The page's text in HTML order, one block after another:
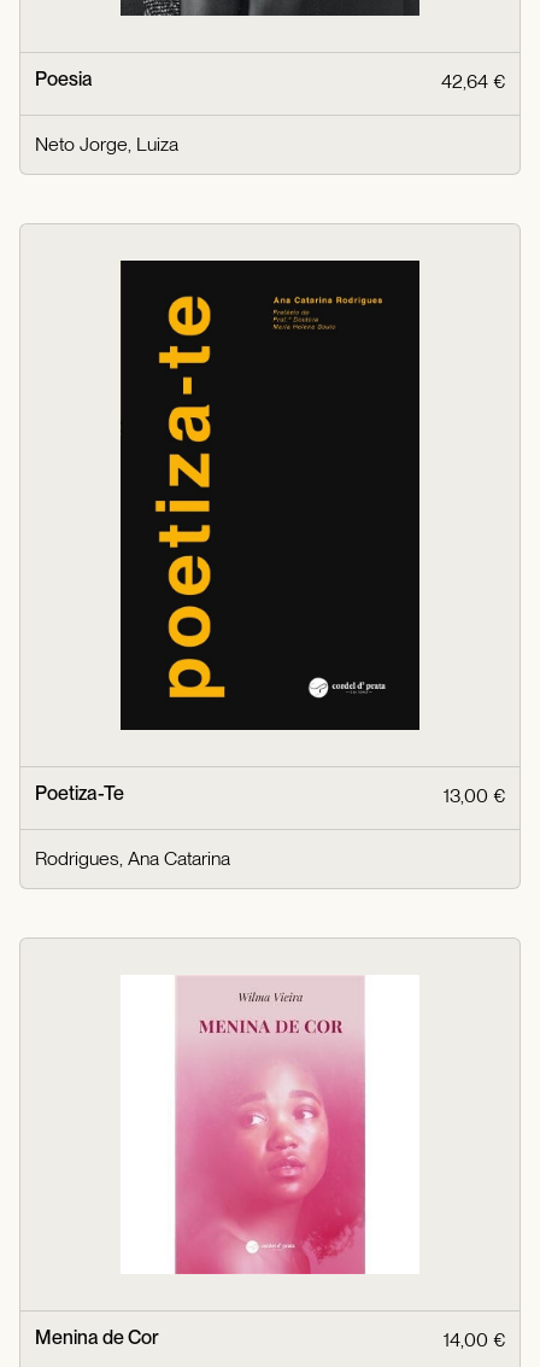
Poesia 42,64 €
Neto Jorge, Luiza
Poetiza-Te 13,00 €
Rodrigues, Ana Catarina
Menina de Cor 14,00 €